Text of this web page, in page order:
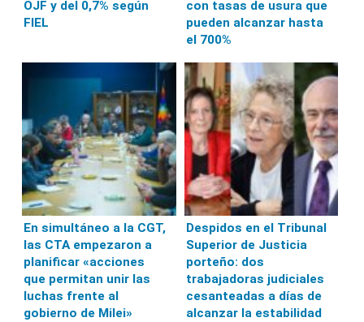
OJF y del 0,7% según
FIEL
con tasas de usura que
pueden alcanzar hasta
el 700%
En simultáneo a la CGT,
las CTA empezaron a
planificar «acciones
que permitan unir las
luchas frente al
gobierno de Milei»
Despidos en el Tribunal
Superior de Justicia
porteño: dos
trabajadoras judiciales
cesanteadas a días de
alcanzar la estabilidad